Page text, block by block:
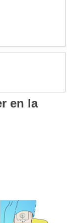
en la